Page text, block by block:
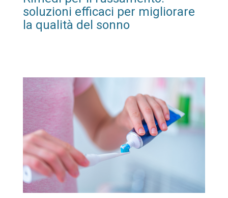
soluzioni efficaci per migliorare
la qualità del sonno